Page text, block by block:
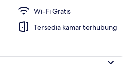
Wi-Fi Gratis
Tersedia kamar terhubung